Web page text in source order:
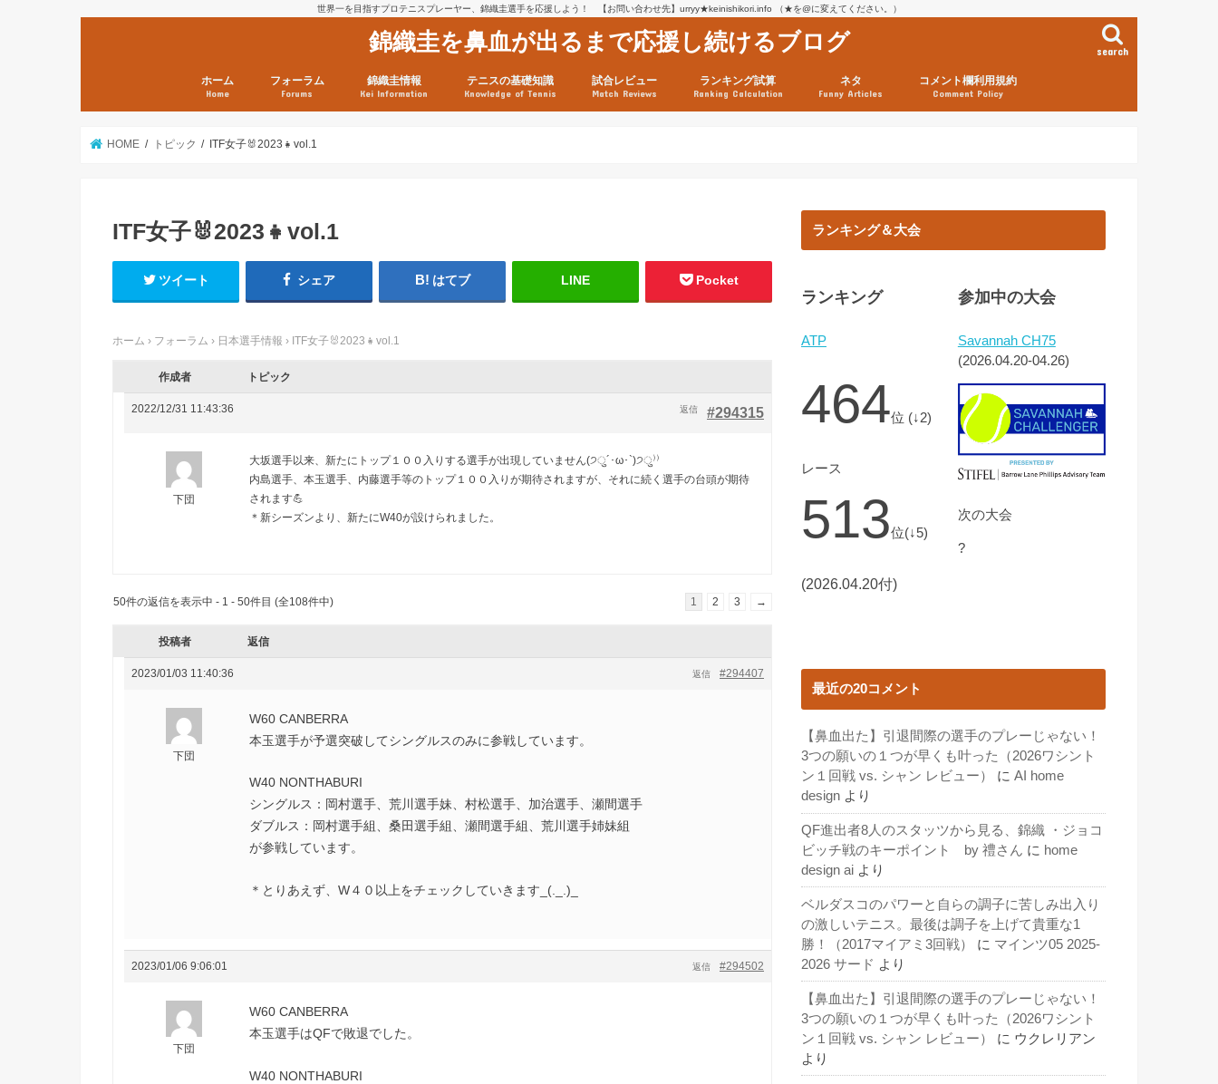
世界一を目指すプロテニスプレーヤー、錦織圭選手を応援しよう！ 【お問い合わせ先】urryy★keinishikori.info （★を@に変えてください。）
錦織圭を鼻血が出るまで応援し続けるブログ search
ホーム
Home
フォーラム
Forums
錦織圭情報
Kei Information
テニスの基礎知識
Knowledge of Tennis
試合レビュー
Match Reviews
ランキング試算
Ranking Calculation
ネタ
Funny Articles
コメント欄利用規約
Comment Policy
HOME トピック ITF女子🐰2023👧vol.1
ITF女子🐰2023👧vol.1
ツイート シェア はてブ LINE Pocket
ホーム › フォーラム › 日本選手情報 › ITF女子🐰2023👧vol.1
作成者 トピック
2022/12/31 11:43:36 #294315
返信
下団
大坂選手以来、新たにトップ１００入りする選手が出現していません(੭ु´･ω･`)੭ु⁾⁾
内島選手、本玉選手、内藤選手等のトップ１００入りが期待されますが、それに続く選手の台頭が期待
されます💪
＊新シーズンより、新たにW40が設けられました。
50件の返信を表示中 - 1 - 50件目 (全108件中) 1 2 3 →
投稿者 返信
2023/01/03 11:40:36 #294407
返信
下団
W60 CANBERRA
本玉選手が予選突破してシングルスのみに参戦しています。
W40 NONTHABURI
シングルス：岡村選手、荒川選手妹、村松選手、加治選手、瀬間選手
ダブルス：岡村選手組、桑田選手組、瀬間選手組、荒川選手姉妹組
が参戦しています。
＊とりあえず、W４０以上をチェックしていきます_(._.)_
2023/01/06 9:06:01 #294502
返信
下団
W60 CANBERRA
本玉選手はQFで敗退でした。
W40 NONTHABURI
ランキング＆大会
ランキング
ATP
464位 (↓2)
レース
513位(↓5)
(2026.04.20付)
参加中の大会
Savannah CH75
(2026.04.20-04.26)
次の大会
?
最近の20コメント
【鼻血出た】引退間際の選手のプレーじゃない！
3つの願いの１つが早くも叶った（2026ワシント
ン１回戦 vs. シャン レビュー）
に AI home
design より
QF進出者8人のスタッツから見る、錦織 ・ジョコ
ビッチ戦のキーポイント by 禮さん に home
design ai より
ベルダスコのパワーと自らの調子に苦しみ出入り
の激しいテニス。最後は調子を上げて貴重な1
勝！（2017マイアミ3回戦）
に マインツ05 2025-
2026 サード より
【鼻血出た】引退間際の選手のプレーじゃない！
3つの願いの１つが早くも叶った（2026ワシント
ン１回戦 vs. シャン レビュー）
に ウクレリアン
より